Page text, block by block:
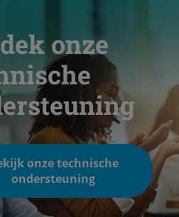
onze
onze technische
ondersteuning